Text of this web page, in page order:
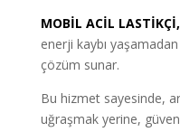
MOBİL ACİL LASTİKÇİ,
enerji kaybı
çözüm sunar.
Bu hizmet sayesinde,
uğraşmak yerine,